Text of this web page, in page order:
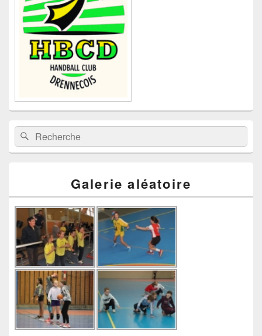
barre
latérale
Recherche :Rechercher
Galerie aléatoire